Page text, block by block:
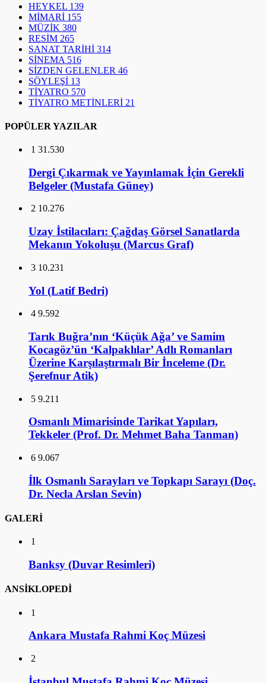
HEYKEL 139
MİMARİ 155
MÜZİK 380
RESİM 265
SANAT TARİHİ 314
SİNEMA 516
SİZDEN GELENLER 46
SÖYLEŞİ 13
TİYATRO 570
TİYATRO METİNLERİ 21
POPÜLER YAZILAR
1 31.530
Dergi Çıkarmak ve Yayınlamak İçin Gerekli
Belgeler (Mustafa Güney)
2 10.276
Uzay İstilacıları: Çağdaş Görsel Sanatlarda
Mekanın Yokoluşu (Marcus Graf)
3 10.231
Yol (Latif Bedri)
4 9.592
Tarık Buğra’nın ‘Küçük Ağa’ ve Samim
Kocagöz’ün ‘Kalpaklılar’ Adlı Romanları
Üzerine Karşılaştırmalı Bir İnceleme (Dr.
Şerefnur Atik)
5 9.211
Osmanlı Mimarisinde Tarikat Yapıları,
Tekkeler (Prof. Dr. Mehmet Baha Tanman)
6 9.067
İlk Osmanlı Sarayları ve Topkapı Sarayı (Doç.
Dr. Necla Arslan Sevin)
GALERİ
1
Banksy (Duvar Resimleri)
ANSİKLOPEDİ
1
Ankara Mustafa Rahmi Koç Müzesi
2